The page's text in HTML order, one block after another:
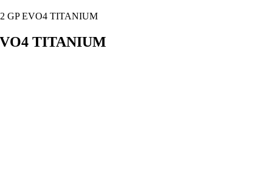
GP EVO4 TITANIUM
TITANIUM